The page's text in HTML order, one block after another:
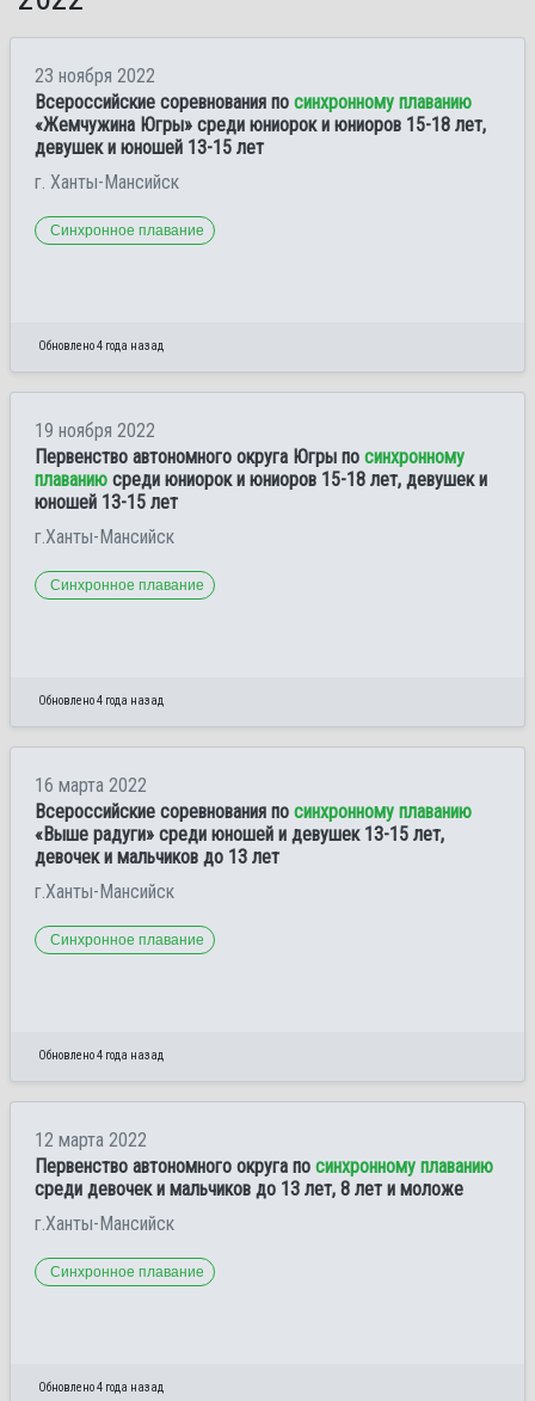
23 ноября 2022
Всероссийские соревнования по синхронному плаванию
«Жемчужина Югры» среди юниорок и юниоров 15-18 лет,
девушек и юношей 13-15 лет
г. Ханты-Мансийск
Синхронное плавание
Обновлено 4 года назад
19 ноября 2022
Первенство автономного округа Югры по синхронному
плаванию среди юниорок и юниоров 15-18 лет, девушек и
юношей 13-15 лет
г.Ханты-Мансийск
Синхронное плавание
Обновлено 4 года назад
16 марта 2022
Всероссийские соревнования по синхронному плаванию
«Выше радуги» среди юношей и девушек 13-15 лет,
девочек и мальчиков до 13 лет
г.Ханты-Мансийск
Синхронное плавание
Обновлено 4 года назад
12 марта 2022
Первенство автономного округа по синхронному плаванию
среди девочек и мальчиков до 13 лет, 8 лет и моложе
г.Ханты-Мансийск
Синхронное плавание
Обновлено 4 года назад